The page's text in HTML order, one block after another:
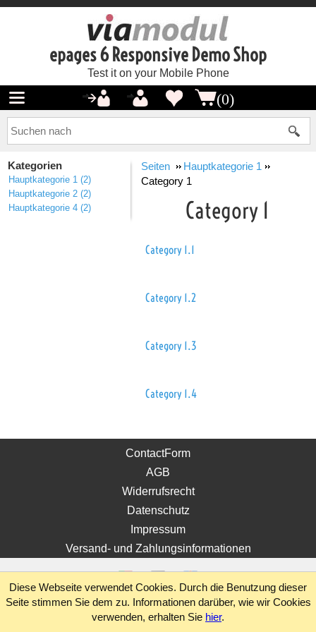
epages 6 Responsive Demo Shop
Test it on your Mobile Phone
(0)
Kategorien
Hauptkategorie 1 (2)
Hauptkategorie 2 (2)
Hauptkategorie 4 (2)
Seiten
Hauptkategorie 1
Category 1
Category 1
Category 1.1
Category 1.2
Category 1.3
Category 1.4
ContactForm
AGB
Widerrufsrecht
Datenschutz
Impressum
Versand- und Zahlungsinformationen
Diese Webseite verwendet Cookies. Durch die Benutzung dieser
Seite stimmen Sie dem zu. Informationen darüber, wie wir Cookies
verwenden, erhalten Sie hier.